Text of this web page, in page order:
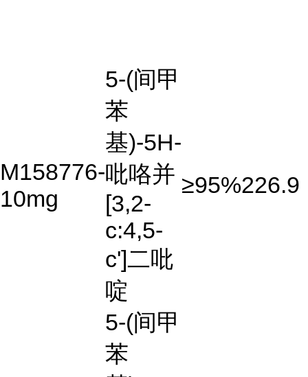
M158776-
10mg
5-(间甲
苯
基)-5H-
吡咯并
[3,2-
c:4,5-
c']二吡
啶
≥95%226.9
5-(间甲
苯